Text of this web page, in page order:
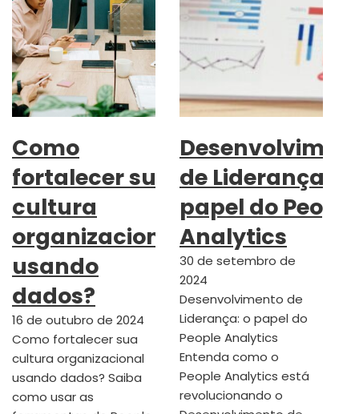
Como
fortalecer sua
cultura
organizacional
usando
dados?
16 de outubro de 2024
Como fortalecer sua
cultura organizacional
usando dados? Saiba
como usar as
de Liderança: o
papel do People
Analytics
30 de setembro de
2024
Desenvolvimento de
Liderança: o papel do
People Analytics
Entenda como o
People Analytics está
revolucionando o